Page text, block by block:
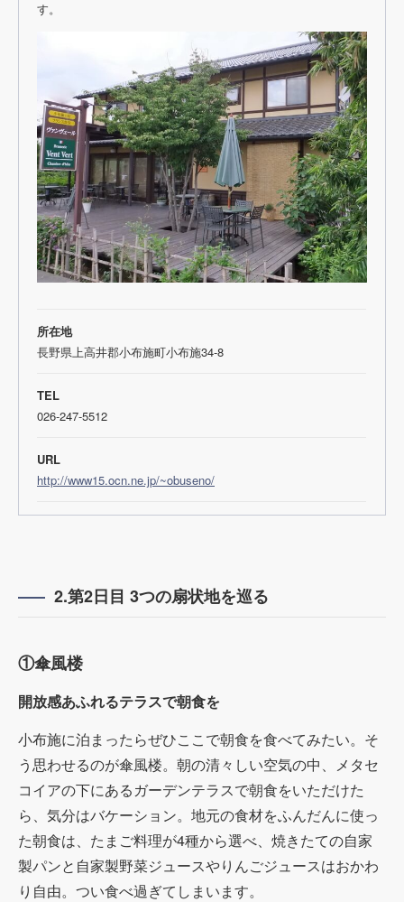
す。
所在地
長野県上高井郡小布施町小布施34-8
TEL
026-247-5512
URL
http://www15.ocn.ne.jp/~obuseno/
2.第2日目 3つの扇状地を巡る
①傘風楼
開放感あふれるテラスで朝食を
小布施に泊まったらぜひここで朝食を食べてみたい。そ
う思わせるのが傘風楼。朝の清々しい空気の中、メタセ
コイアの下にあるガーデンテラスで朝食をいただけた
ら、気分はバケーション。地元の食材をふんだんに使っ
た朝食は、たまご料理が4種から選べ、焼きたての自家
製パンと自家製野菜ジュースやりんごジュースはおかわ
り自由。つい食べ過ぎてしまいます。